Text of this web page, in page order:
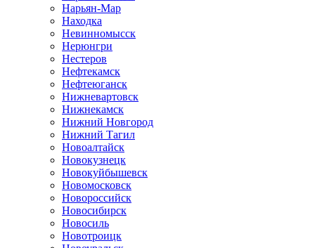
Нарьян-Мар
Находка
Невинномысск
Нерюнгри
Нестеров
Нефтекамск
Нефтеюганск
Нижневартовск
Нижнекамск
Нижний Новгород
Нижний Тагил
Новоалтайск
Новокузнецк
Новокуйбышевск
Новомосковск
Новороссийск
Новосибирск
Новосиль
Новотроицк